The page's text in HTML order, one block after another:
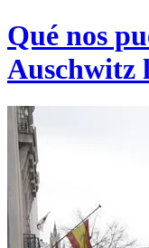
Qué nos
Auschwitz